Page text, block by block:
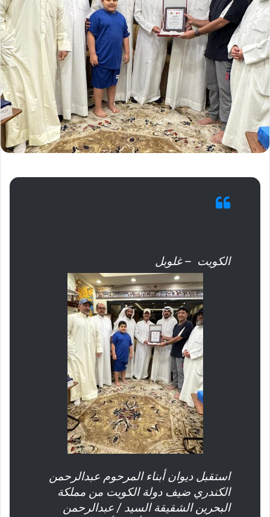
الكويت – غلوبل
استقبل ديوان أبناء المرحوم عبدالرحمن
الكندري ضيف دولة الكويت من مملكة
البحرين الشقيقة السيد / عبدالرحمن